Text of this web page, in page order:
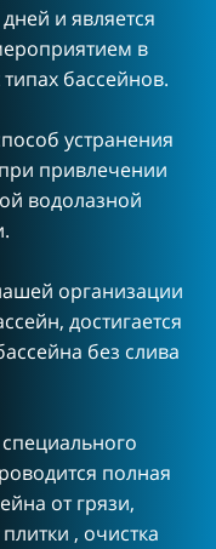
и является
в
бассейнов.
устранения
привлечении
водолазной
организации
достигается
без слива
полная
от грязи,
, очистка